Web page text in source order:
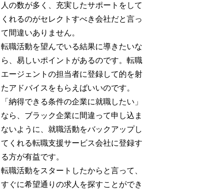
人の数が多く、充実したサポートをして
くれるのがセレクトすべき会社だと言っ
て間違いありません。
転職活動を望んでいる結果に導きたいな
ら、易しいポイントがあるのです。転職
エージェントの担当者に登録して的を射
たアドバイスをもらえばいいのです。
「納得できる条件の企業に就職したい」
なら、ブラック企業に間違って申し込ま
ないように、就職活動をバックアップし
てくれる転職支援サービス会社に登録す
る方が有益です。
転職活動をスタートしたからと言って、
すぐに希望通りの求人を探すことができ